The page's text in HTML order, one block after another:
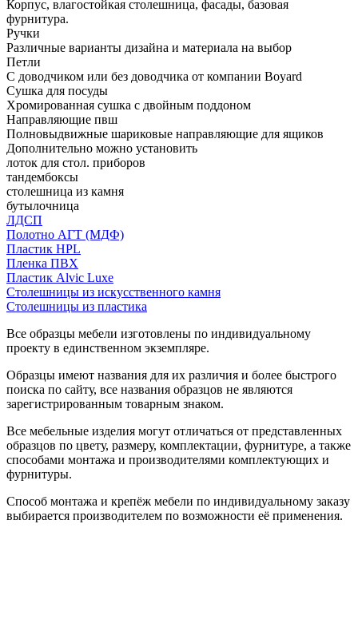
Корпус, влагостойкая столешница, фасады, базовая
фурнитура.
Ручки
Различные варианты дизайна и материала на выбор
Петли
С доводчиком или без доводчика от компании Boyard
Сушка для посуды
Хромированная сушка с двойным поддоном
Направляющие пвш
Полновыдвижные шариковые направляющие для ящиков
Дополнительно можно установить
лоток для стол. приборов
тандембоксы
столешница из камня
бутылочница
ЛДСП
Полотно АГТ (МДФ)
Пластик HPL
Пленка ПВХ
Пластик Alvic Luxe
Столешницы из искусственного камня
Столешницы из пластика
Все образцы мебели изготовлены по индивидуальному
проекту в единственном экземпляре.
Образцы имеют названия для их различия и более быстрого
поиска по сайту, все названия образцов не являются
зарегистрированным товарным знаком.
Все мебельные изделия могут отличаться от представленных
образцов по цвету, размеру, комплектации, фурнитуре, а также
способами монтажа и производителями комплектующих и
фурнитуры.
Способ монтажа и крепёж мебели по индивидуальному заказу
выбирается производителем по возможности её применения.